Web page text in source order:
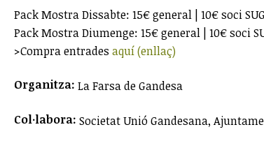
Pack Mostra Dissabte: 15€ general | 10€ soci
Pack Mostra Diumenge: 15€ general | 10€ soci
>Compra entrades aquí (enllaç)
Organitza: La Farsa de Gandesa
Col·labora: Societat Unió Gandesana,